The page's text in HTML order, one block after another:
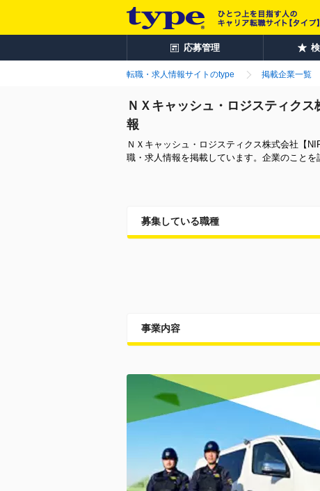
応募管理
転職・求人情報サイトのtype 掲載企業一覧
ＮＸキャッシュ・ロジスティク
報
ＮＸキャッシュ・ロジスティクス株式会社【
職・求人情報を掲載しています。企業のこと
募集している職種
事業内容